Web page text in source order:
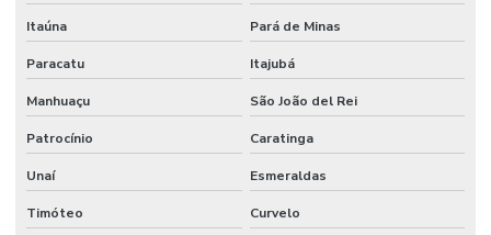
Resíduos em saúde
Resíduos de serviço de saúde
Resíduos de serviços de saúde do grupo b
Resíduos de serviços de saúde do grupo d
Itaúna Pará de Minas
Paracatu Itajubá
Manhuaçu São João del Rei
Patrocínio Caratinga
Unaí Esmeraldas
Timóteo Curvelo